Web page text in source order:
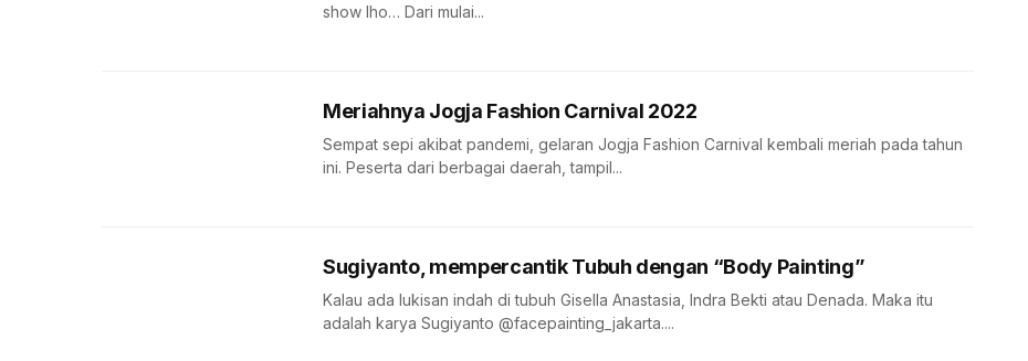
show lho… Dari mulai...
Meriahnya Jogja Fashion Carnival 2022
Sempat sepi akibat pandemi, gelaran Jogja Fashion Carnival kembali meriah pada tahun
ini. Peserta dari berbagai daerah, tampil...
Sugiyanto, mempercantik Tubuh dengan “Body Painting”
Kalau ada lukisan indah di tubuh Gisella Anastasia, Indra Bekti atau Denada. Maka itu
adalah karya Sugiyanto @facepainting_jakarta....